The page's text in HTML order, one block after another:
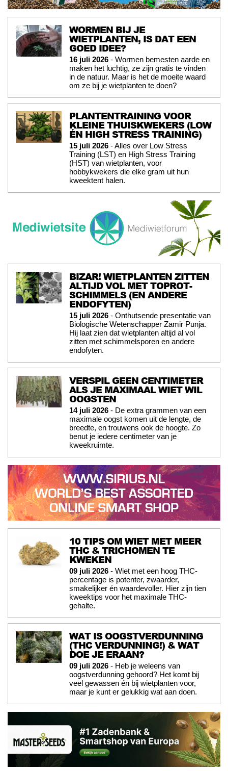
WORMEN BIJ JE
WIETPLANTEN, IS DAT EEN
GOED IDEE?
16 juli 2026 - Wormen bemesten aarde en
maken het luchtig, ze zijn gratis te vinden
in de natuur. Maar is het de moeite waard
om ze bij je wietplanten te doen?
PLANTENTRAINING VOOR
KLEINE THUISKWEKERS (LOW
ÉN HIGH STRESS TRAINING)
15 juli 2026 - Alles over Low Stress
Training (LST) en High Stress Training
(HST) van wietplanten, voor
hobbykwekers die elke gram uit hun
kweektent halen.
BIZAR! WIETPLANTEN ZITTEN
ALTIJD VOL MET TOPROT-
SCHIMMELS (EN ANDERE
ENDOFYTEN)
15 juli 2026 - Onthutsende presentatie van
Biologische Wetenschapper Zamir Punja.
Hij laat zien dat wietplanten altijd al vol
zitten met schimmelsporen en andere
endofyten.
VERSPIL GEEN CENTIMETER
ALS JE MAXIMAAL WIET WIL
OOGSTEN
14 juli 2026 - De extra grammen van een
maximale oogst komen uit de lengte, de
breedte, en trouwens ook de hoogte. Zo
benut je iedere centimeter van je
kweekruimte.
10 TIPS OM WIET MET MEER
THC & TRICHOMEN TE
KWEKEN
09 juli 2026 - Wiet met een hoog THC-
percentage is potenter, zwaarder,
smakelijker én waardevoller. Hier zijn tien
kweektips voor het maximale THC-
gehalte.
WAT IS OOGSTVERDUNNING
(THC VERDUNNING!) & WAT
DOE JE ERAAN?
09 juli 2026 - Heb je weleens van
oogstverdunning gehoord? Het komt bij
veel gewassen én bij wietplanten voor,
maar je kunt er gelukkig wat aan doen.